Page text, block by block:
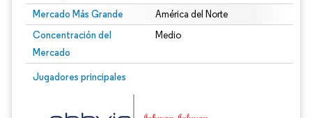
Mercado Más Grande América del Norte
Concentración del
Mercado
Medio
Jugadores principales
Imagen © Mordor Intelligence. El uso requiere atribución según CC BY 4.0.